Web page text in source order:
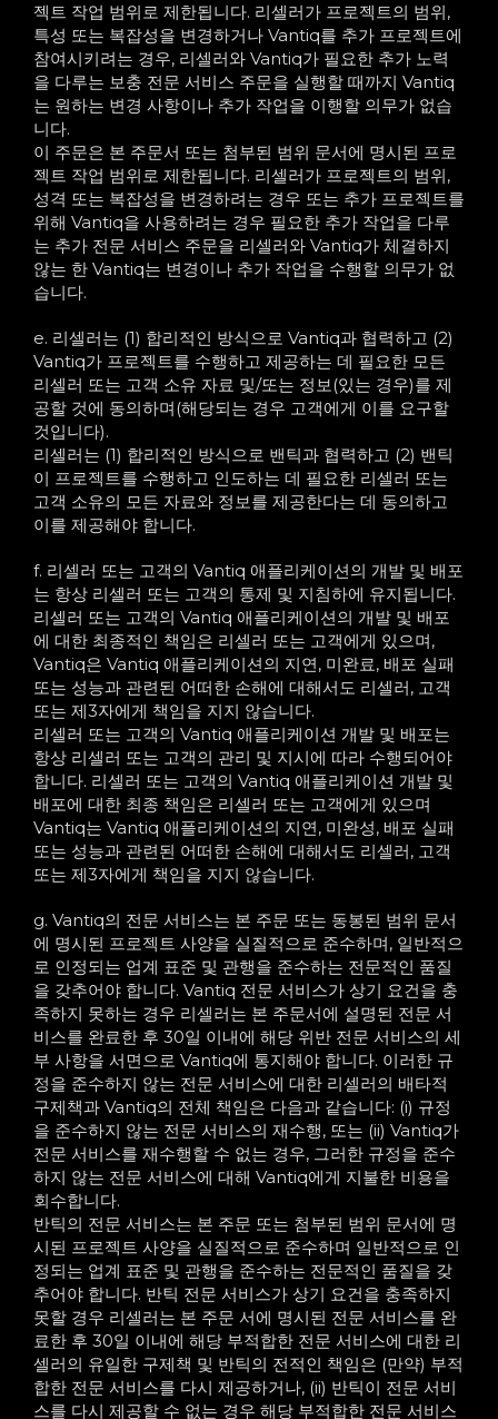
젝트 작업 범위로 제한됩니다. 리셀러가 프로젝트의 범위,
특성 또는 복잡성을 변경하거나 Vantiq를 추가 프로젝트에
참여시키려는 경우, 리셀러와 Vantiq가 필요한 추가 노력
을 다루는 보충 전문 서비스 주문을 실행할 때까지 Vantiq
는 원하는 변경 사항이나 추가 작업을 이행할 의무가 없습
니다.
이 주문은 본 주문서 또는 첨부된 범위 문서에 명시된 프로
젝트 작업 범위로 제한됩니다. 리셀러가 프로젝트의 범위,
성격 또는 복잡성을 변경하려는 경우 또는 추가 프로젝트를
위해 Vantiq을 사용하려는 경우 필요한 추가 작업을 다루
는 추가 전문 서비스 주문을 리셀러와 Vantiq가 체결하지
않는 한 Vantiq는 변경이나 추가 작업을 수행할 의무가 없
습니다.
e. 리셀러는 (1) 합리적인 방식으로 Vantiq과 협력하고 (2)
Vantiq가 프로젝트를 수행하고 제공하는 데 필요한 모든
리셀러 또는 고객 소유 자료 및/또는 정보(있는 경우)를 제
공할 것에 동의하며(해당되는 경우 고객에게 이를 요구할
것입니다).
리셀러는 (1) 합리적인 방식으로 밴틱과 협력하고 (2) 밴틱
이 프로젝트를 수행하고 인도하는 데 필요한 리셀러 또는
고객 소유의 모든 자료와 정보를 제공한다는 데 동의하고
이를 제공해야 합니다.
f. 리셀러 또는 고객의 Vantiq 애플리케이션의 개발 및 배포
는 항상 리셀러 또는 고객의 통제 및 지침하에 유지됩니다.
리셀러 또는 고객의 Vantiq 애플리케이션의 개발 및 배포
에 대한 최종적인 책임은 리셀러 또는 고객에게 있으며,
Vantiq은 Vantiq 애플리케이션의 지연, 미완료, 배포 실패
또는 성능과 관련된 어떠한 손해에 대해서도 리셀러, 고객
또는 제3자에게 책임을 지지 않습니다.
리셀러 또는 고객의 Vantiq 애플리케이션 개발 및 배포는
항상 리셀러 또는 고객의 관리 및 지시에 따라 수행되어야
합니다. 리셀러 또는 고객의 Vantiq 애플리케이션 개발 및
배포에 대한 최종 책임은 리셀러 또는 고객에게 있으며
Vantiq는 Vantiq 애플리케이션의 지연, 미완성, 배포 실패
또는 성능과 관련된 어떠한 손해에 대해서도 리셀러, 고객
또는 제3자에게 책임을 지지 않습니다.
g. Vantiq의 전문 서비스는 본 주문 또는 동봉된 범위 문서
에 명시된 프로젝트 사양을 실질적으로 준수하며, 일반적으
로 인정되는 업계 표준 및 관행을 준수하는 전문적인 품질
을 갖추어야 합니다. Vantiq 전문 서비스가 상기 요건을 충
족하지 못하는 경우 리셀러는 본 주문서에 설명된 전문 서
비스를 완료한 후 30일 이내에 해당 위반 전문 서비스의 세
부 사항을 서면으로 Vantiq에 통지해야 합니다. 이러한 규
정을 준수하지 않는 전문 서비스에 대한 리셀러의 배타적
구제책과 Vantiq의 전체 책임은 다음과 같습니다: (i) 규정
을 준수하지 않는 전문 서비스의 재수행, 또는 (ii) Vantiq가
전문 서비스를 재수행할 수 없는 경우, 그러한 규정을 준수
하지 않는 전문 서비스에 대해 Vantiq에게 지불한 비용을
회수합니다.
반틱의 전문 서비스는 본 주문 또는 첨부된 범위 문서에 명
시된 프로젝트 사양을 실질적으로 준수하며 일반적으로 인
정되는 업계 표준 및 관행을 준수하는 전문적인 품질을 갖
추어야 합니다. 반틱 전문 서비스가 상기 요건을 충족하지
못할 경우 리셀러는 본 주문 서에 명시된 전문 서비스를 완
료한 후 30일 이내에 해당 부적합한 전문 서비스에 대한 리
셀러의 유일한 구제책 및 반틱의 전적인 책임은 (만약) 부적
합한 전문 서비스를 다시 제공하거나, (ii) 반틱이 전문 서비
스를 다시 제공할 수 없는 경우 해당 부적합한 전문 서비스